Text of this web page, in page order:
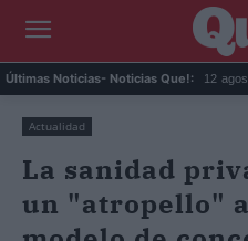
Últimas Noticias- Noticias Que!:
solar en Cariñena del 12 agosto:
Actualidad
La sanidad
un "atropello"